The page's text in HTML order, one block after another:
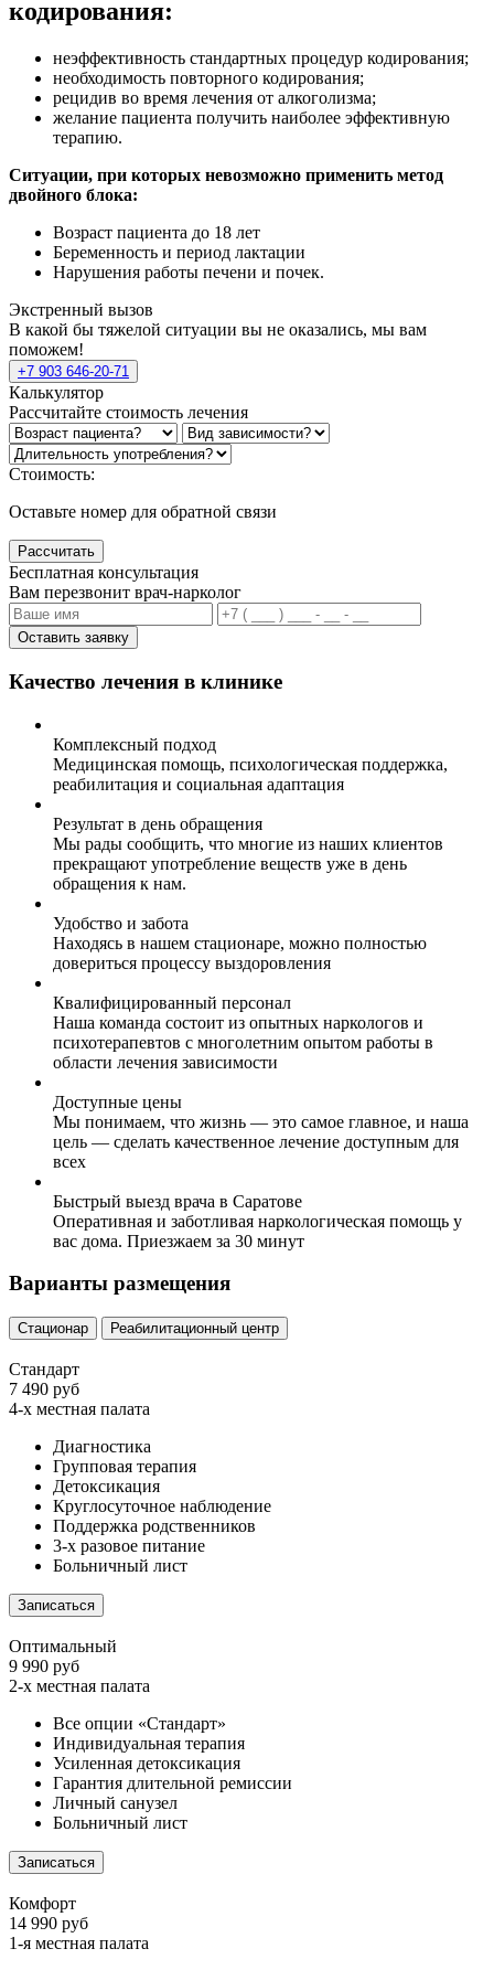
кодирования:
неэффективность стандартных процедур кодирования;
необходимость повторного кодирования;
рецидив во время лечения от алкоголизма;
желание пациента получить наиболее эффективную
терапию.
Ситуации, при которых невозможно применить метод
двойного блока:
Возраст пациента до 18 лет
Беременность и период лактации
Нарушения работы печени и почек.
Экстренный вызов
В какой бы тяжелой ситуации вы не оказались, мы вам
поможем!
+7 903 646-20-71
Калькулятор
Рассчитайте стоимость лечения
Стоимость:
Оставьте номер для обратной связи
Рассчитать
Бесплатная консультация
Вам перезвонит врач-нарколог
Оставить заявку
Качество лечения в клинике
Комплексный подход
Медицинская помощь, психологическая поддержка,
реабилитация и социальная адаптация
Результат в день обращения
Мы рады сообщить, что многие из наших клиентов
прекращают употребление веществ уже в день
обращения к нам.
Удобство и забота
Находясь в нашем стационаре, можно полностью
довериться процессу выздоровления
Квалифицированный персонал
Наша команда состоит из опытных наркологов и
психотерапевтов с многолетним опытом работы в
области лечения зависимости
Доступные цены
Мы понимаем, что жизнь — это самое главное, и наша
цель — сделать качественное лечение доступным для
всех
Быстрый выезд врача в Саратове
Оперативная и заботливая наркологическая помощь у
вас дома. Приезжаем за 30 минут
Варианты размещения
Стационар Реабилитационный центр
Стандарт
7 490 руб
4-х местная палата
Диагностика
Групповая терапия
Детоксикация
Круглосуточное наблюдение
Поддержка родственников
3-х разовое питание
Больничный лист
Записаться
Оптимальный
9 990 руб
2-х местная палата
Все опции «Стандарт»
Индивидуальная терапия
Усиленная детоксикация
Гарантия длительной ремиссии
Личный санузел
Больничный лист
Записаться
Комфорт
14 990 руб
1-я местная палата